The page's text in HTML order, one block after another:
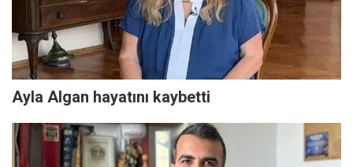
Ayla Algan hayatını kaybetti